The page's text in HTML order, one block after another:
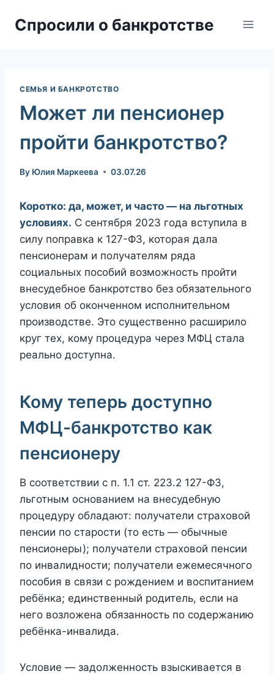
Спросили о банкротстве
СЕМЬЯ И БАНКРОТСТВО
Может ли пенсионер
пройти банкротство?
By Юлия Маркеева 03.07.26
Коротко: да, может, и часто — на льготных
условиях. С сентября 2023 года вступила в
силу поправка к 127-ФЗ, которая дала
пенсионерам и получателям ряда
социальных пособий возможность пройти
внесудебное банкротство без обязательного
условия об оконченном исполнительном
производстве. Это существенно расширило
круг тех, кому процедура через МФЦ стала
реально доступна.
Кому теперь доступно
МФЦ-банкротство как
пенсионеру
В соответствии с п. 1.1 ст. 223.2 127-ФЗ,
льготным основанием на внесудебную
процедуру обладают: получатели страховой
пенсии по старости (то есть — обычные
пенсионеры); получатели страховой пенсии
по инвалидности; получатели ежемесячного
пособия в связи с рождением и воспитанием
ребёнка; единственный родитель, если на
него возложена обязанность по содержанию
ребёнка-инвалида.
Условие — задолженность взыскивается в